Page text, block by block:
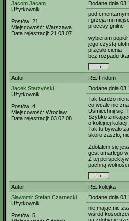
Jacom Jacam
Użytkownik
Postów: 21
Miejscowość: Warszawa
Data rejestracji: 21.03.07
Dodane dnia
pod
i grzeją mi
procesy gnilne
wybieram popiół
jego czystą
przęsło cienia
bez rozpadu
Autor
RE: Fridom
Jacek Starzyński
Użytkownik
Postów: 4
Miejscowość: Wrocław
Data rejestracji: 03.02.08
Dodane dnia
Tak bardzo
co wcale nie
Uśmiechnij się.
Szybko
o kolejnej
Tak tu bywało
skoro zaszło,
Zdołałem się
gest umarłego
Z tej
pachną
Autor
RE: kolejka
Sławomir Stefan Czarnecki
Użytkownik
Postów: 5
Dodane dnia
nie mając nic
wśród
na zdobycie